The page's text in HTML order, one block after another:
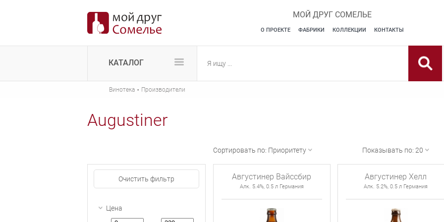
МОЙ ДРУГ СОМЕЛЬЕ
О ПРОЕКТЕ ФАБРИКИ КОЛЛЕКЦИИ КОНТАКТЫ
КАТАЛОГ
Винотека · Производители
Augustiner
Очистить фильтр
Цена
Сортировать по: Приоритету Показывать по: 20
Августинер Вайссбир
Алк. 5.4%, 0.5 л Германия
Августинер Хелл
Алк. 5.2%, 0.5 л Германия